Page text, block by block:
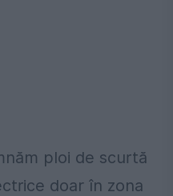
ploi de scurtă
doar în zona